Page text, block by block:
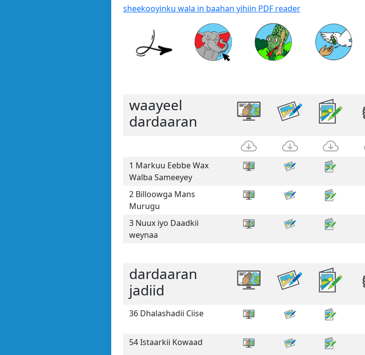
sheekooyinku wala in baahan yihiin PDF reader
waayeel
dardaaran
1 Markuu Eebbe Wax
Walba Sameeyey
2 Billoowga Mans
Murugu
3 Nuux iyo Daadkii
weynaa
dardaaran
jadiid
36 Dhalashadii Ciise
54 Istaarkii Kowaad